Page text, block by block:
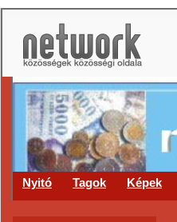
Nyitó Tagok Képek